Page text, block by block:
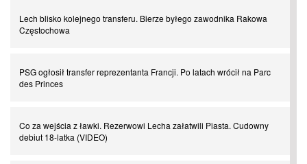
Powrót do Ekstraklasy. Kolejny sen Miedzi Legnica
Lech blisko kolejnego transferu. Bierze byłego zawodnika Rakowa
Częstochowa
PSG ogłosił transfer reprezentanta Francji. Po latach wrócił na Parc
des Princes
Co za wejścia z ławki. Rezerwowi Lecha załatwili Piasta. Cudowny
debiut 18-latka (VIDEO)